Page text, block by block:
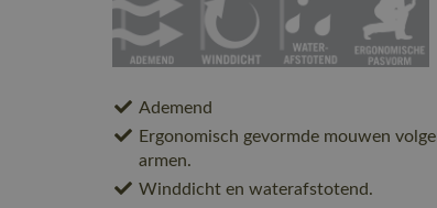
Ademend
Ergonomisch gevormde mouwen
armen.
Winddicht en waterafstotend.